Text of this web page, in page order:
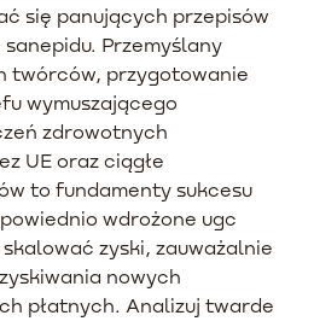
się panujących przepisów
Przemyślany
twórców, przygotowanie
wymuszającego
zdrowotnych
UE oraz ciągłe
to fundamenty sukcesu
wdrożone ugc
zyski, zauważalnie
nowych
płatnych. Analizuj twarde